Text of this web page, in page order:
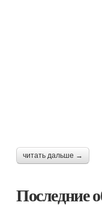
читать дальше →
Последние